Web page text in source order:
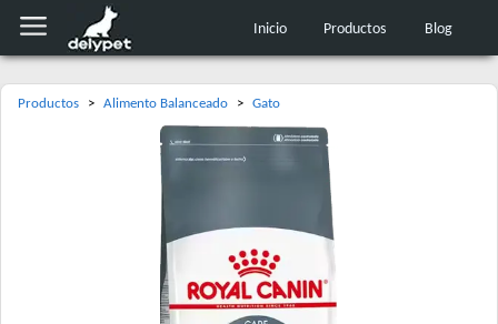
Inicio Productos Blog
Productos > Alimento Balanceado > Gato